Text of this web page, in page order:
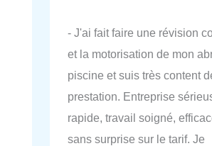
- J'ai fait faire une révision
et la motorisation de mon
piscine et suis très content
prestation. Entreprise
rapide, travail soigné,
sans surprise sur le tarif. Je